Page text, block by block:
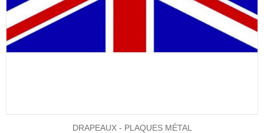
DRAPEAUX - PLAQUES MÉTAL